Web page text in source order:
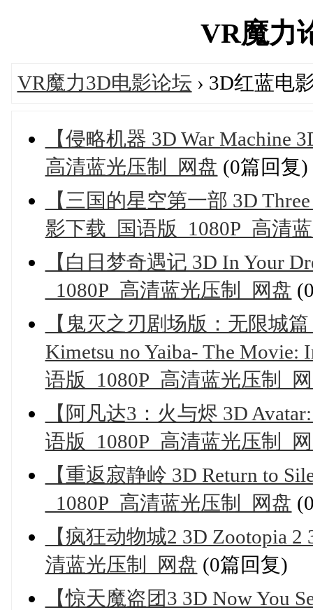
VR魔力
VR魔力3D电影论坛 › 3D红蓝电
【侵略机器 3D War Machine
高清蓝光压制_网盘 (0篇回复)
【三国的星空第一部 3D
影下载_国语版_1080P_高清
【白日梦奇遇记 3D In Your
_1080P_高清蓝光压制_网盘
【鬼灭之刃剧场版：无限城
Kimetsu no Yaiba- The
语版_1080P_高清蓝光压制_
【阿凡达3：火与烬 3D
语版_1080P_高清蓝光压制_
【重返寂静岭 3D Return to
_1080P_高清蓝光压制_网盘
【疯狂动物城2 3D Zootopia
清蓝光压制_网盘 (0篇回复)
【惊天魔盗团3 3D Now You